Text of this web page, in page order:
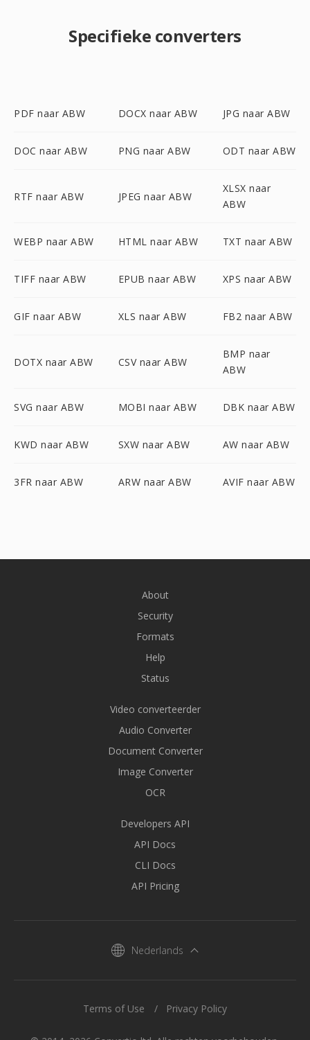
Specifieke converters
PDF naar ABW DOCX naar ABW JPG naar ABW
DOC naar ABW PNG naar ABW ODT naar ABW
RTF naar ABW JPEG naar ABW
XLSX naar
ABW
WEBP naar ABW HTML naar ABW TXT naar ABW
TIFF naar ABW EPUB naar ABW XPS naar ABW
GIF naar ABW XLS naar ABW FB2 naar ABW
DOTX naar ABW CSV naar ABW
BMP naar
ABW
SVG naar ABW MOBI naar ABW DBK naar ABW
KWD naar ABW SXW naar ABW AW naar ABW
3FR naar ABW ARW naar ABW AVIF naar ABW
About
Security
Formats
Help
Status
Video converteerder
Audio Converter
Document Converter
Image Converter
OCR
Developers API
API Docs
CLI Docs
API Pricing
Nederlands
Terms of Use Privacy Policy